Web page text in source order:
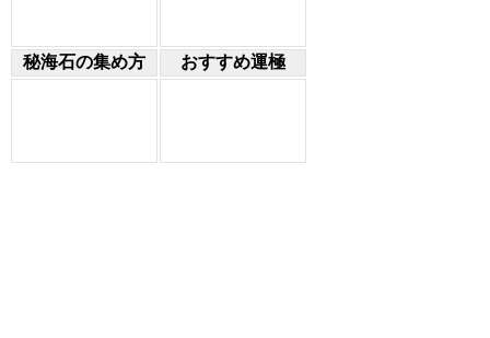
秘海石の集め方 おすすめ運極